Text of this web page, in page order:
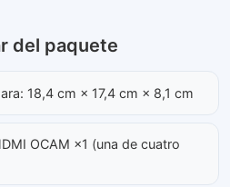
del paquete
18,4 cm × 17,4 cm × 8,1 cm
OCAM ×1 (una de cuatro